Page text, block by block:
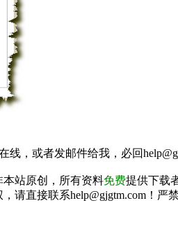
，或者发邮件给我，必回
站原创，所有资料免费提供下载
请直接联系help@gjgtm.com！严